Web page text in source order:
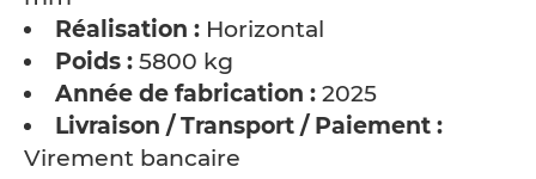
Réalisation : Horizontal
Poids : 5800 kg
Année de fabrication : 2025
Livraison / Transport / Paiement :
Virement bancaire